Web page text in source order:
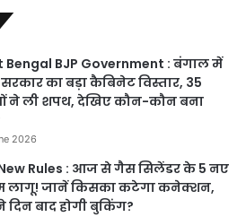
Bengal BJP Government : बंगाल में
का बड़ा कैबिनेट विस्तार, 35
ने ली शपथ, देखिए कौन-कौन बना
2026
New Rules : आज से गैस सिलेंडर के 5 नए
लागू! जानें किसका कटेगा कनेक्शन,
दिन बाद होगी बुकिंग?